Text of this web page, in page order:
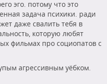
эго. потому что это
задача психики. ради
даже свалить тебя в
которую любят
фильмах про социопатов с
агрессивным уёбком.